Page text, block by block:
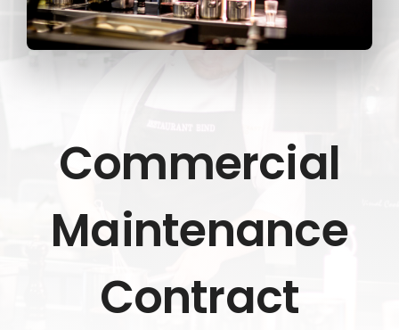
Commercial
Maintenance
Contract